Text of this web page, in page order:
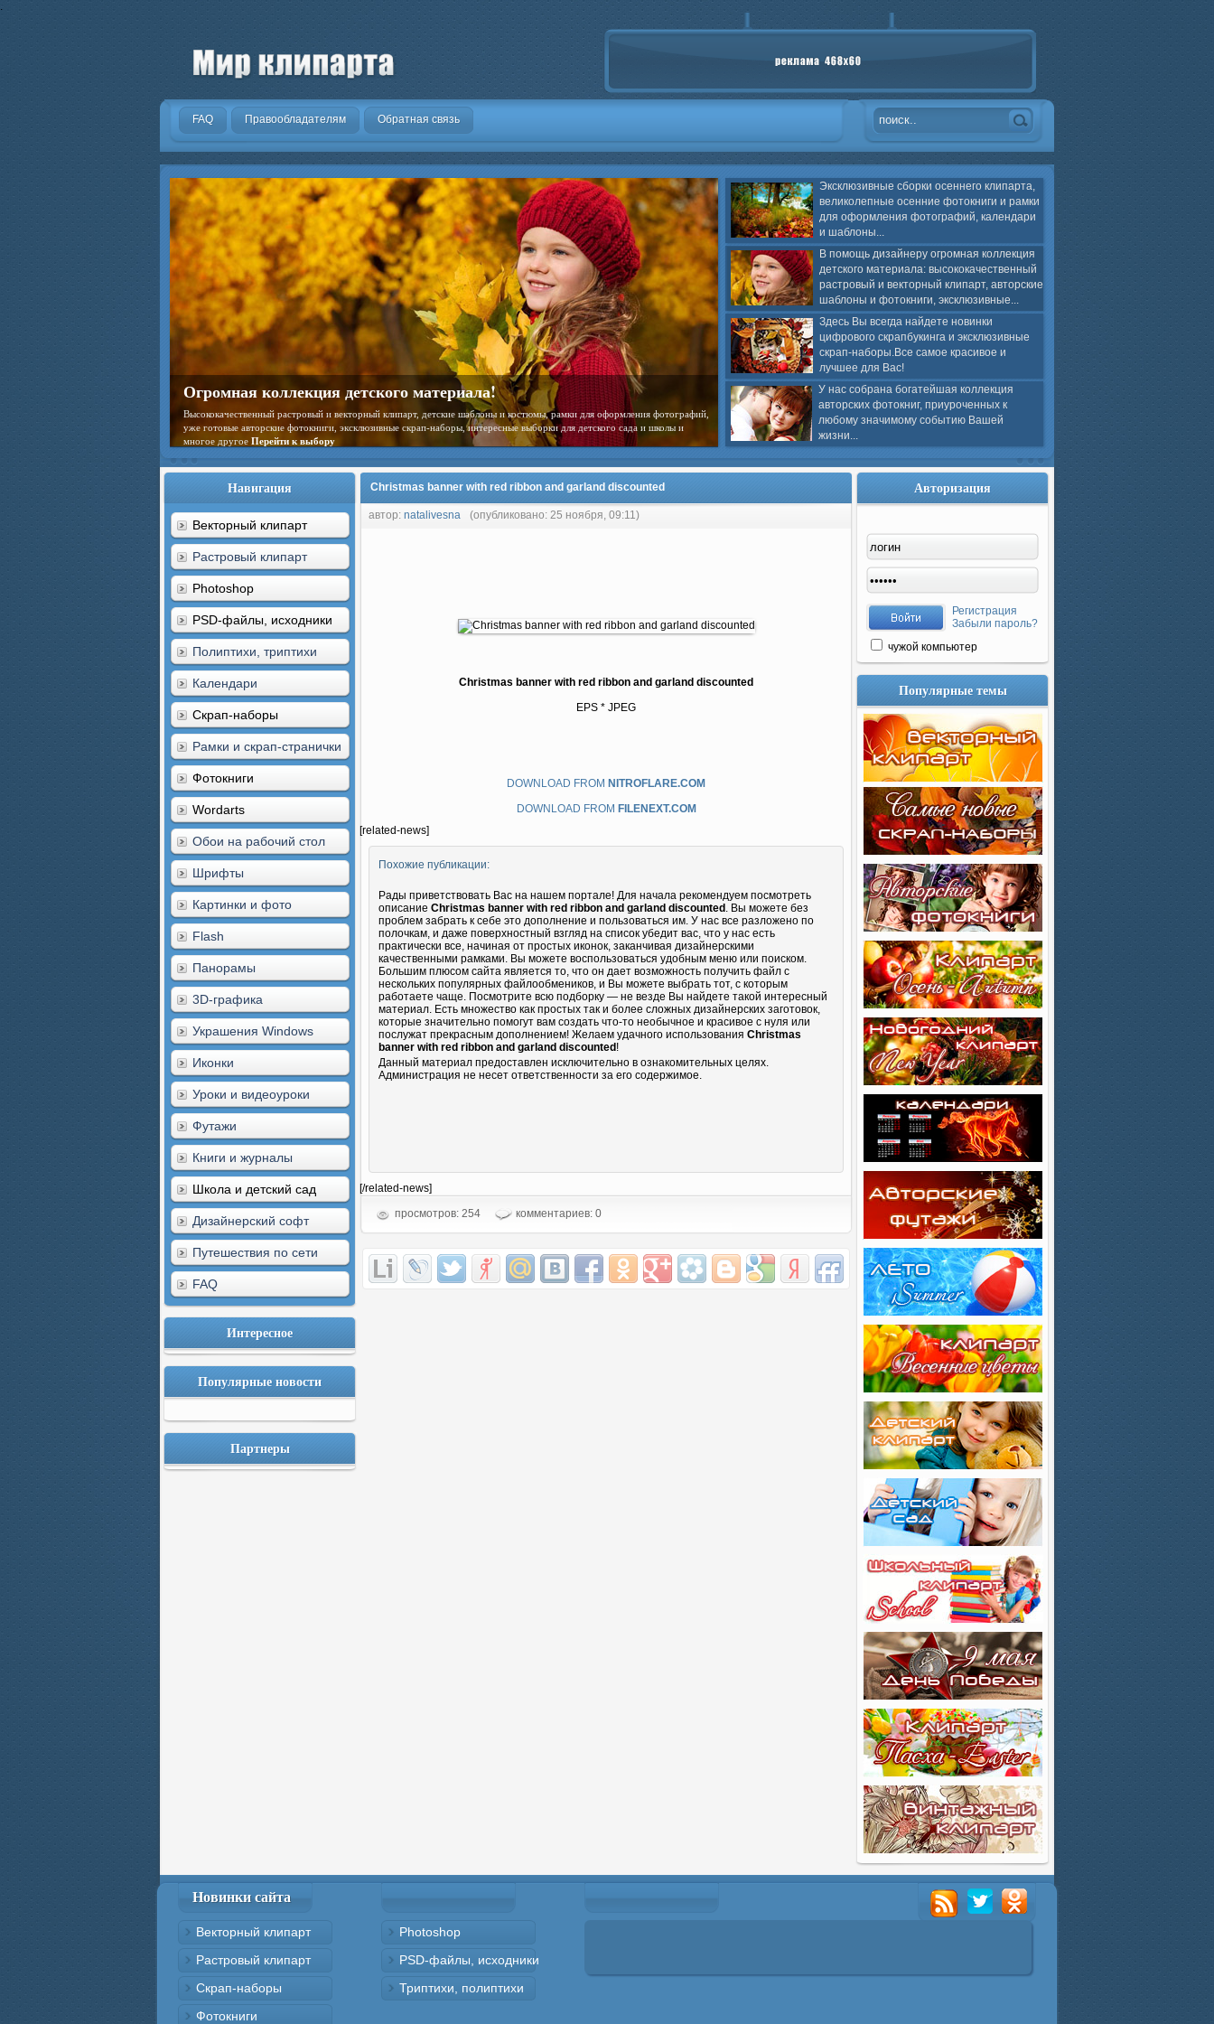
.
FAQ Правообладателям Обратная связь
Эксклюзивные сборки осеннего клипарта,
великолепные осенние фотокниги и рамки
для оформления фотографий, календари
и шаблоны...
В помощь дизайнеру огромная коллекция
детского материала: высококачественный
растровый и векторный клипарт, авторские
шаблоны и фотокниги, эксклюзивные...
Здесь Вы всегда найдете новинки
цифрового скрапбукинга и эксклюзивные
скрап-наборы.Все самое красивое и
лучшее для Вас!
У нас собрана богатейшая коллекция
авторских фотокниг, приуроченных к
любому значимому событию Вашей
жизни...
Огромная коллекция детского материала!
Высококачественный растровый и векторный клипарт, детские шаблоны и костюмы, рамки для оформления фотографий,
уже готовые авторские фотокниги, эксклюзивные скрап-наборы, интересные выборки для детского сада и школы и
многое другое Перейти к выбору
Навигация
Векторный клипарт
Растровый клипарт
Photoshop
PSD-файлы, исходники
Полиптихи, триптихи
Календари
Скрап-наборы
Рамки и скрап-странички
Фотокниги
Wordarts
Обои на рабочий стол
Шрифты
Картинки и фото
Flash
Панорамы
3D-графика
Украшения Windows
Иконки
Уроки и видеоуроки
Футажи
Книги и журналы
Школа и детский сад
Дизайнерский софт
Путешествия по сети
FAQ
Интересное
Популярные новости
Партнеры
Christmas banner with red ribbon and garland discounted
автор: natalivesna (опубликовано: 25 ноября, 09:11)
Christmas banner with red ribbon and garland discounted
EPS * JPEG
DOWNLOAD FROM NITROFLARE.COM
DOWNLOAD FROM FILENEXT.COM
[related-news]
Похожие публикации:
Рады приветствовать Вас на нашем портале! Для начала рекомендуем посмотреть
описание Christmas banner with red ribbon and garland discounted . Вы можете без
проблем забрать к себе это дополнение и пользоваться им. У нас все разложено по
полочкам, и даже поверхностный взгляд на список убедит вас, что у нас есть
практически все, начиная от простых иконок, заканчивая дизайнерскими
качественными рамками. Вы можете воспользоваться удобным меню или поиском.
Большим плюсом сайта является то, что он дает возможность получить файл с
нескольких популярных файлообмеников, и Вы можете выбрать тот, с которым
работаете чаще. Посмотрите всю подборку — не везде Вы найдете такой интересный
материал. Есть множество как простых так и более сложных дизайнерских заготовок,
которые значительно помогут вам создать что-то необычное и красивое с нуля или
послужат прекрасным дополнением! Желаем удачного использования Christmas
banner with red ribbon and garland discounted !
Данный материал предоставлен исключительно в ознакомительных целях.
Администрация не несет ответственности за его содержимое.
[/related-news]
просмотров: 254
комментариев: 0
Авторизация
Регистрация
Забыли пароль?
чужой компьютер
Популярные темы
Новинки сайта
Векторный клипарт
Растровый клипарт
Скрап-наборы
Фотокниги
Photoshop
PSD-файлы, исходники
Триптихи, полиптихи